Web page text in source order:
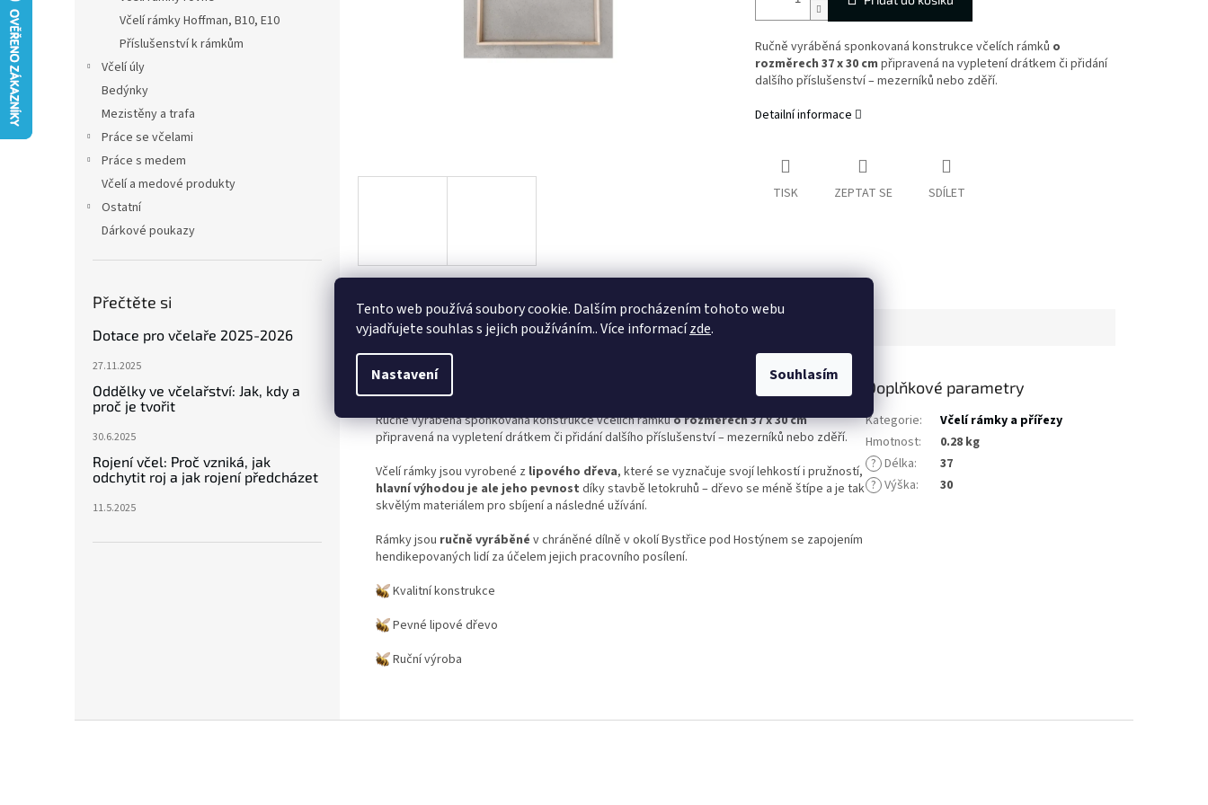
Tento web používá soubory cookie. Dalším procházením tohoto webu
vyjadřujete souhlas s jejich používáním.. Více informacízde.
Nastavení Souhlasím
Včelí rámky Hoffman, B10, E10
Příslušenství k rámkům
Včelí úly
Bedýnky
Mezistěny a trafa
Práce se včelami
Práce s medem
Včelí a medové produkty
Ostatní
Dárkové poukazy
Přečtěte si
Dotace pro včelaře 2025-2026
27.11.2025
Oddělky ve včelařství: Jak, kdy a
proč je tvořit
30.6.2025
Rojení včel: Proč vzniká, jak
odchytit roj a jak rojení předcházet
11.5.2025
Ručně vyráběná sponkovaná konstrukce včelích rámků o
rozměrech 37 x 30 cm připravená na vypletení drátkem či přidání
dalšího příslušenství – mezerníků nebo zděří.
Detailní informace
TISK ZEPTAT SE SDÍLET
Popis Diskuze
Ručně vyráběná sponkovaná konstrukce včelích rámkůo rozměrech 37 x 30 cm
připravená na vypletení drátkem či přidání dalšího příslušenství – mezerníků nebo zděří.
Včelí rámky jsou vyrobené z lipového dřeva, které se vyznačuje svojí lehkostí i pružností,
hlavní výhodou je ale jeho pevnost díky stavbě letokruhů – dřevo se méně štípe a je tak
skvělým materiálem pro sbíjení a následné užívání.
Rámky jsou ručně vyráběné v chráněné dílně v okolí Bystřice pod Hostýnem se zapojením
hendikepovaných lidí za účelem jejich pracovního posílení.
Kvalitní konstrukce
Pevné lipové dřevo
Ruční výroba
Doplňkové parametry
Kategorie:
Včelí rámky a přířezy
Hmotnost:
0.28 kg
? Délka:
37
? Výška: 30